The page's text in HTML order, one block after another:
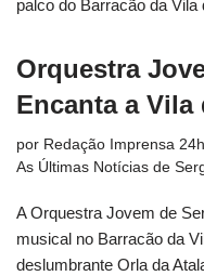
palco do Barracão da
Orquestra
Encanta a Vila
por Redação Imprensa 24h
As Últimas Notícias de
A Orquestra Jovem de
musical no Barracão da
deslumbrante Orla da